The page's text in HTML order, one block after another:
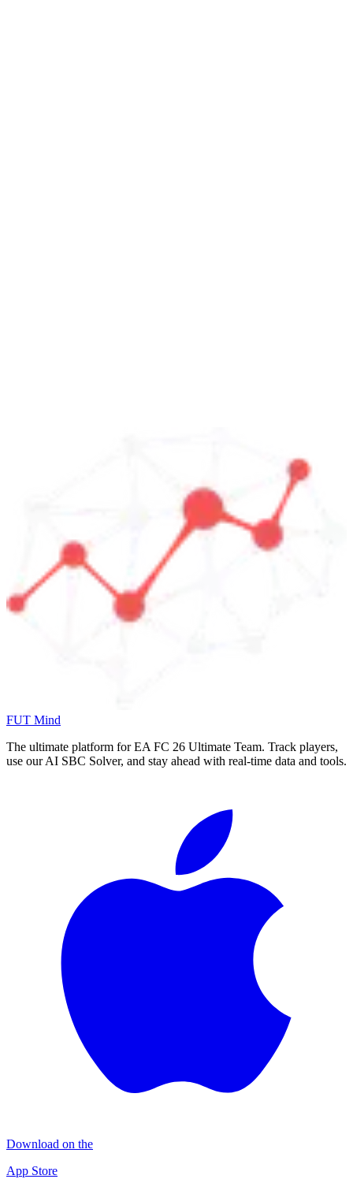
FUT Mind
The ultimate platform for EA FC 26 Ultimate Team. Track players,
use our AI SBC Solver, and stay ahead with real-time data and tools.
Download on the
App Store